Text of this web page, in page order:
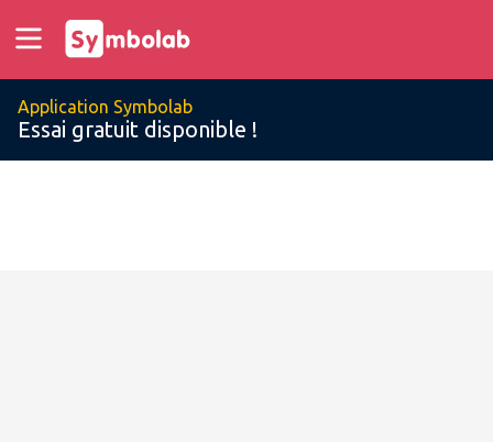
Application Symbolab
Essai gratuit disponible !